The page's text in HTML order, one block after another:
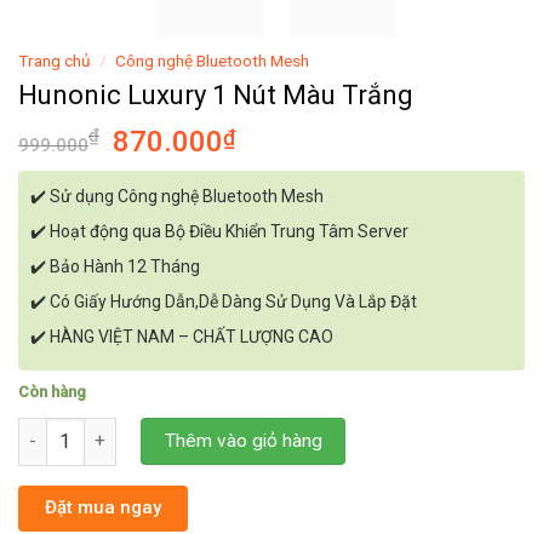
Trang chủ / Công nghệ Bluetooth Mesh
Hunonic Luxury 1 Nút Màu Trắng
999.000₫ 870.000₫
✔️Sử dụng Công nghệ Bluetooth Mesh
✔️ Hoạt động qua Bộ Điều Khiển Trung Tâm Server
✔️ Bảo Hành 12 Tháng
✔️ Có Giấy Hướng Dẫn,Dễ Dàng Sử Dụng Và Lắp Đặt
✔️ HÀNG VIỆT NAM – CHẤT LƯỢNG CAO
Còn hàng
Hunonic Luxury 1 Nút Màu Trắng số lượng
Thêm vào giỏ hàng
Đặt mua ngay